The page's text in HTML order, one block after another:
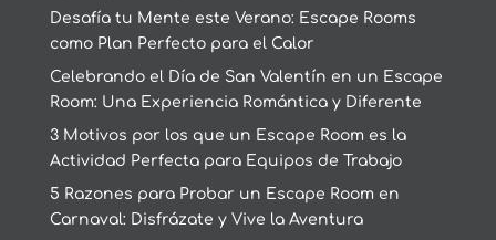
Desafía tu Mente este Verano: Escape Rooms
como Plan Perfecto para el Calor
Celebrando el Día de San Valentín en un Escape
Room: Una Experiencia Romántica y Diferente
3 Motivos por los que un Escape Room es la
Actividad Perfecta para Equipos de Trabajo
5 Razones para Probar un Escape Room en
Carnaval: Disfrázate y Vive la Aventura